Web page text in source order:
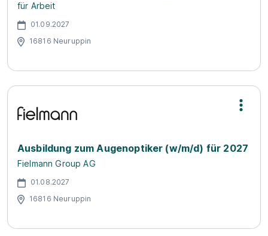
für Arbeit
01.09.2027
16816 Neuruppin
Ausbildung zum Augenoptiker (w/m/d) für 2027
Fielmann Group AG
01.08.2027
16816 Neuruppin